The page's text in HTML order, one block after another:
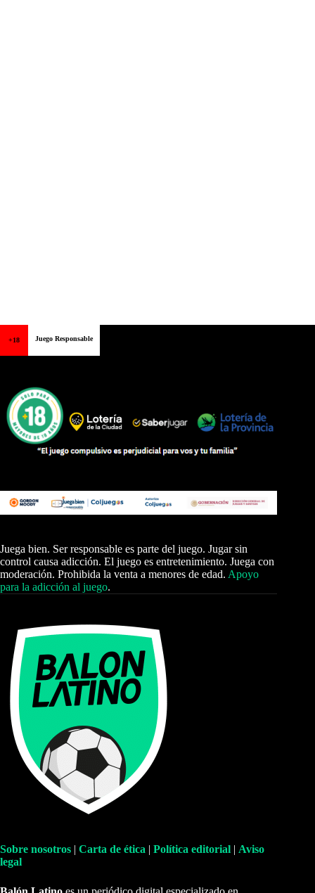
+18 Juego Responsable
Juega bien. Ser responsable es parte del juego. Jugar sin
control causa adicción. El juego es entretenimiento. Juega con
moderación. Prohibida la venta a menores de edad. Apoyo
para la adicción al juego.
Sobre nosotros | Carta de ética | Política editorial | Aviso
legal